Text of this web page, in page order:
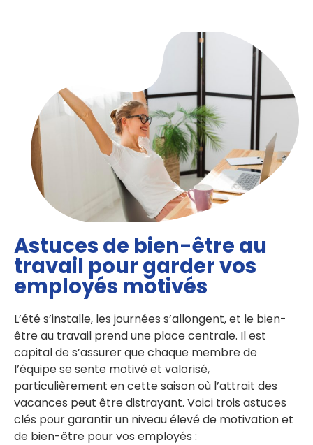
Astuces de bien-être au
travail pour garder vos
employés motivés
L’été s’installe, les journées s’allongent, et le bien-
être au travail prend une place centrale. Il est
capital de s’assurer que chaque membre de
l’équipe se sente motivé et valorisé,
particulièrement en cette saison où l’attrait des
vacances peut être distrayant. Voici trois astuces
clés pour garantir un niveau élevé de motivation et
de bien-être pour vos employés :